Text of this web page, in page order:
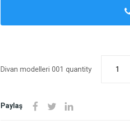
Divan modelleri 001 quantity
Paylaş